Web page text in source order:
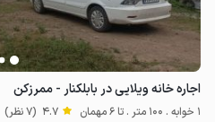
اجاره خانه ویلایی در بابلکنار - ممرزکن
1 خوابه . 100 متر . تا 6 مهمان 4.7 (7 نظر)